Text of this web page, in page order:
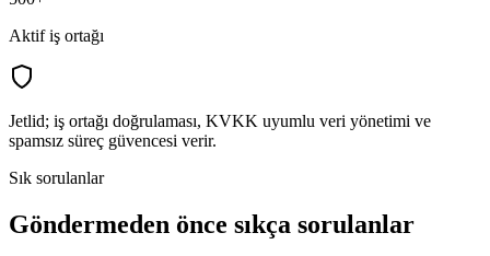
Aktif iş ortağı
Jetlid; iş ortağı doğrulaması, KVKK uyumlu veri yönetimi ve
spamsız süreç güvencesi verir.
Sık sorulanlar
Göndermeden önce sıkça sorulanlar